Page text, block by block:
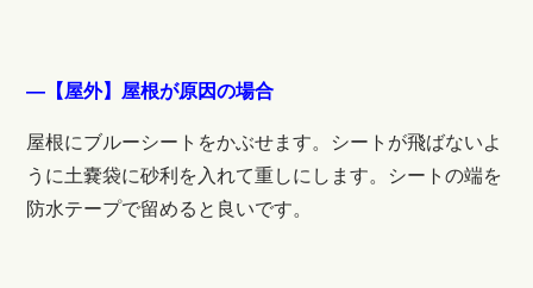
―【屋外】屋根が原因の場合
屋根にブルーシートをかぶせます。シートが飛ばないよ
うに土嚢袋に砂利を入れて重しにします。シートの端を
防水テープで留めると良いです。